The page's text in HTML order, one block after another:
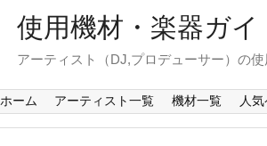
使用機材・楽器ガイ
アーティスト（DJ,プロデューサー）の
ホーム アーティスト一覧 機材一覧 人